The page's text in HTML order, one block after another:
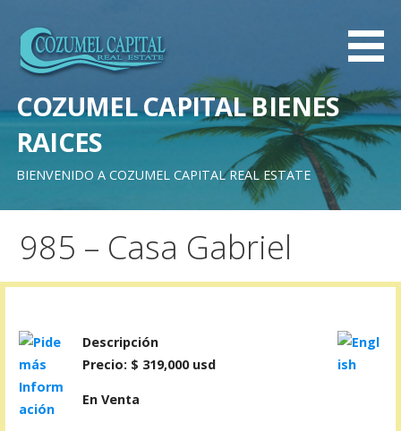
contenido
COZUMEL CAPITAL BIENES
RAICES
BIENVENIDO A COZUMEL CAPITAL REAL ESTATE
985 – Casa Gabriel
Descripción
Precio: $ 319,000 usd
En Venta